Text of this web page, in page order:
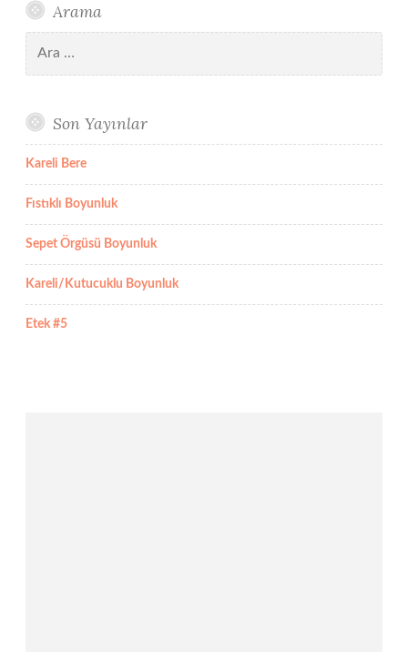
Arama
Son Yayınlar
Kareli Bere
Fıstıklı Boyunluk
Sepet Örgüsü Boyunluk
Kareli/Kutucuklu Boyunluk
Etek #5